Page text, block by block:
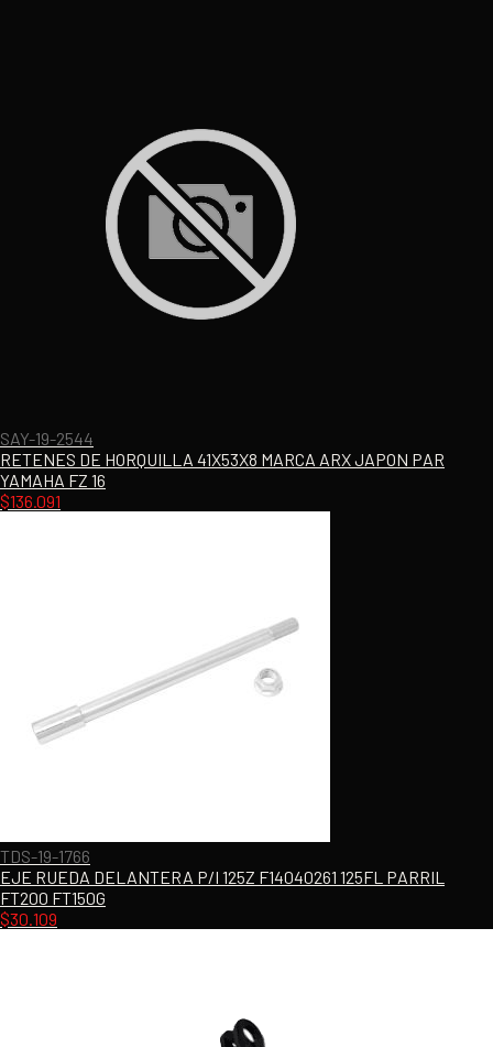
SAY-19-2544
RETENES DE HORQUILLA 41X53X8 MARCA ARX JAPON PAR
YAMAHA FZ 16
$136.091
TDS-19-1766
EJE RUEDA DELANTERA P/I 125Z F14040261 125FL PARRIL
FT200 FT150G
$30.109